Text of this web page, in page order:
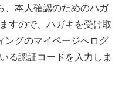
、本人確認のためのハガ
すので、ハガキを受け取
ングのマイページへログ
る認証コードを入力しま